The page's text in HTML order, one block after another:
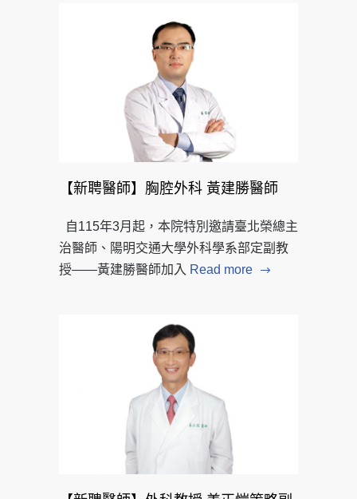
【新聘醫師】胸腔外科 黃建勝醫師
自115年3月起，本院特別邀請臺北榮總主
治醫師、陽明交通大學外科學系部定副教
授——黃建勝醫師加入 Read more